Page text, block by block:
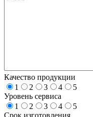
Качество продукции
1
2 3 4
5
Уровень сервиса
1
2 3 4
5
Срок изготовления